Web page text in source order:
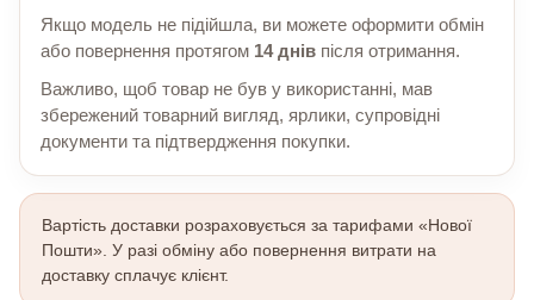
Якщо модель не підійшла, ви можете оформити обмін
або повернення протягом 14 днів після отримання.
Важливо, щоб товар не був у використанні, мав
збережений товарний вигляд, ярлики, супровідні
документи та підтвердження покупки.
Вартість доставки розраховується за тарифами «Нової
Пошти». У разі обміну або повернення витрати на
доставку сплачує клієнт.